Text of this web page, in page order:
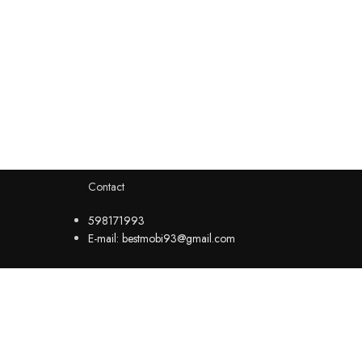
Contact
598171993
E-mail: bestmobi93@gmail.com